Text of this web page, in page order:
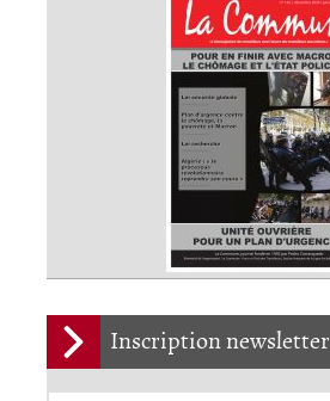
Inscription newsletter